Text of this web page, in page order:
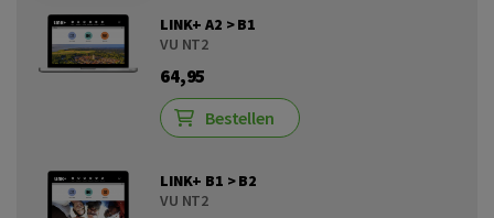
LINK+ A2 > B1
VU NT2
64,95
Bestellen
LINK+ B1 > B2
VU NT2